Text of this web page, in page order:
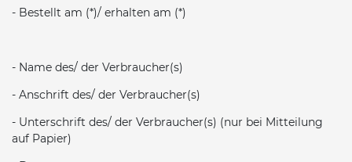
- Bestellt am (*)/ erhalten am (*)
- Name des/ der Verbraucher(s)
- Anschrift des/ der Verbraucher(s)
- Unterschrift des/ der Verbraucher(s) (nur bei Mitteilung
auf Papier)